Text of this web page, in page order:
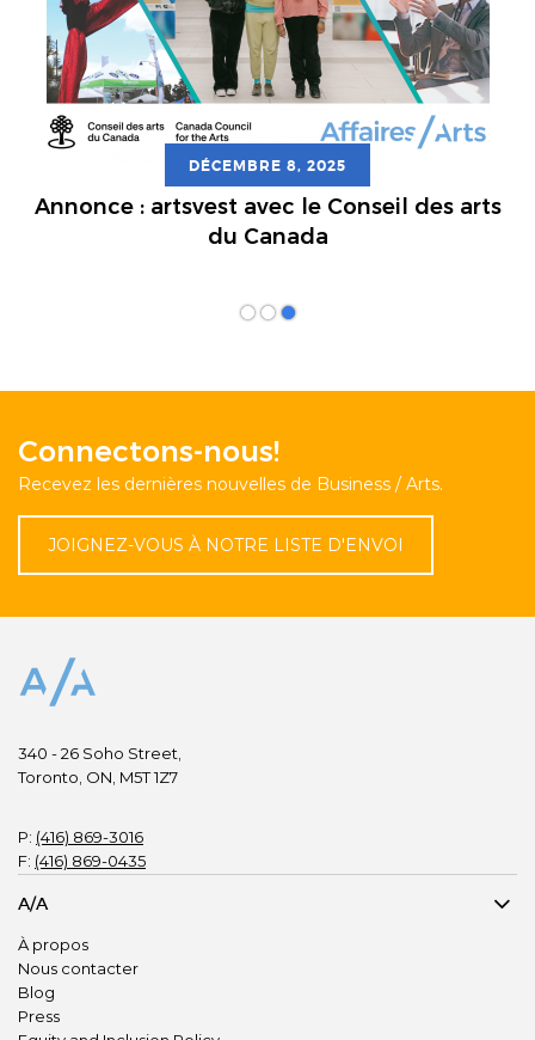
DÉCEMBRE 8, 2025
Annonce : artsvest avec le Conseil des arts
du Canada
Connectons-nous!
Recevez les dernières nouvelles de Business / Arts.
JOIGNEZ-VOUS À NOTRE LISTE D'ENVOI
340 - 26 Soho Street,
Toronto, ON, M5T 1Z7
P: (416) 869-3016
F: (416) 869-0435
A/A
À propos
Nous contacter
Blog
Press